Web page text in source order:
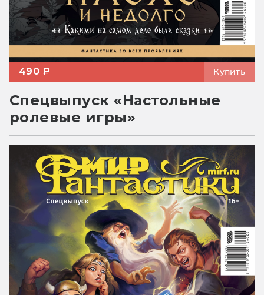
490 ₽ Купить
Спецвыпуск «Настольные
ролевые игры»